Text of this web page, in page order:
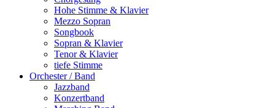
Hohe Stimme & Klavier
Mezzo Sopran
Songbook
Sopran & Klavier
Tenor & Klavier
tiefe Stimme
Orchester / Band
Jazzband
Konzertband